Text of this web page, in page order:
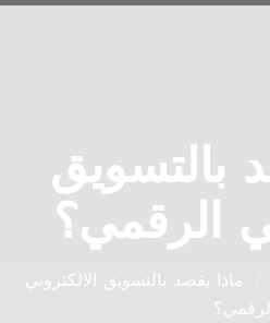
بالتسويق
الرقمي؟
ماذا يقصد بالتسويق الالكتروني